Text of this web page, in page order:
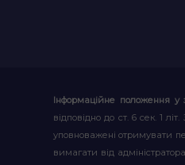
Інформаційне положення у
відповідно до ст. 6 сек. 1
уповноважені отримувати
вимагати від